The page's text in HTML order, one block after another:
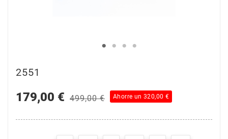
2551
179,00 € 499,00 € Ahorre un 320,00 €